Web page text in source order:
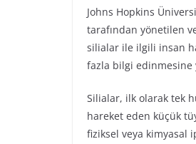
Johns Hopkins
tarafından yönetilen
silialar ile ilgili insan
fazla bilgi edinmesine
Silialar, ilk olarak tek
hareket eden küçük
fiziksel veya kimyasal